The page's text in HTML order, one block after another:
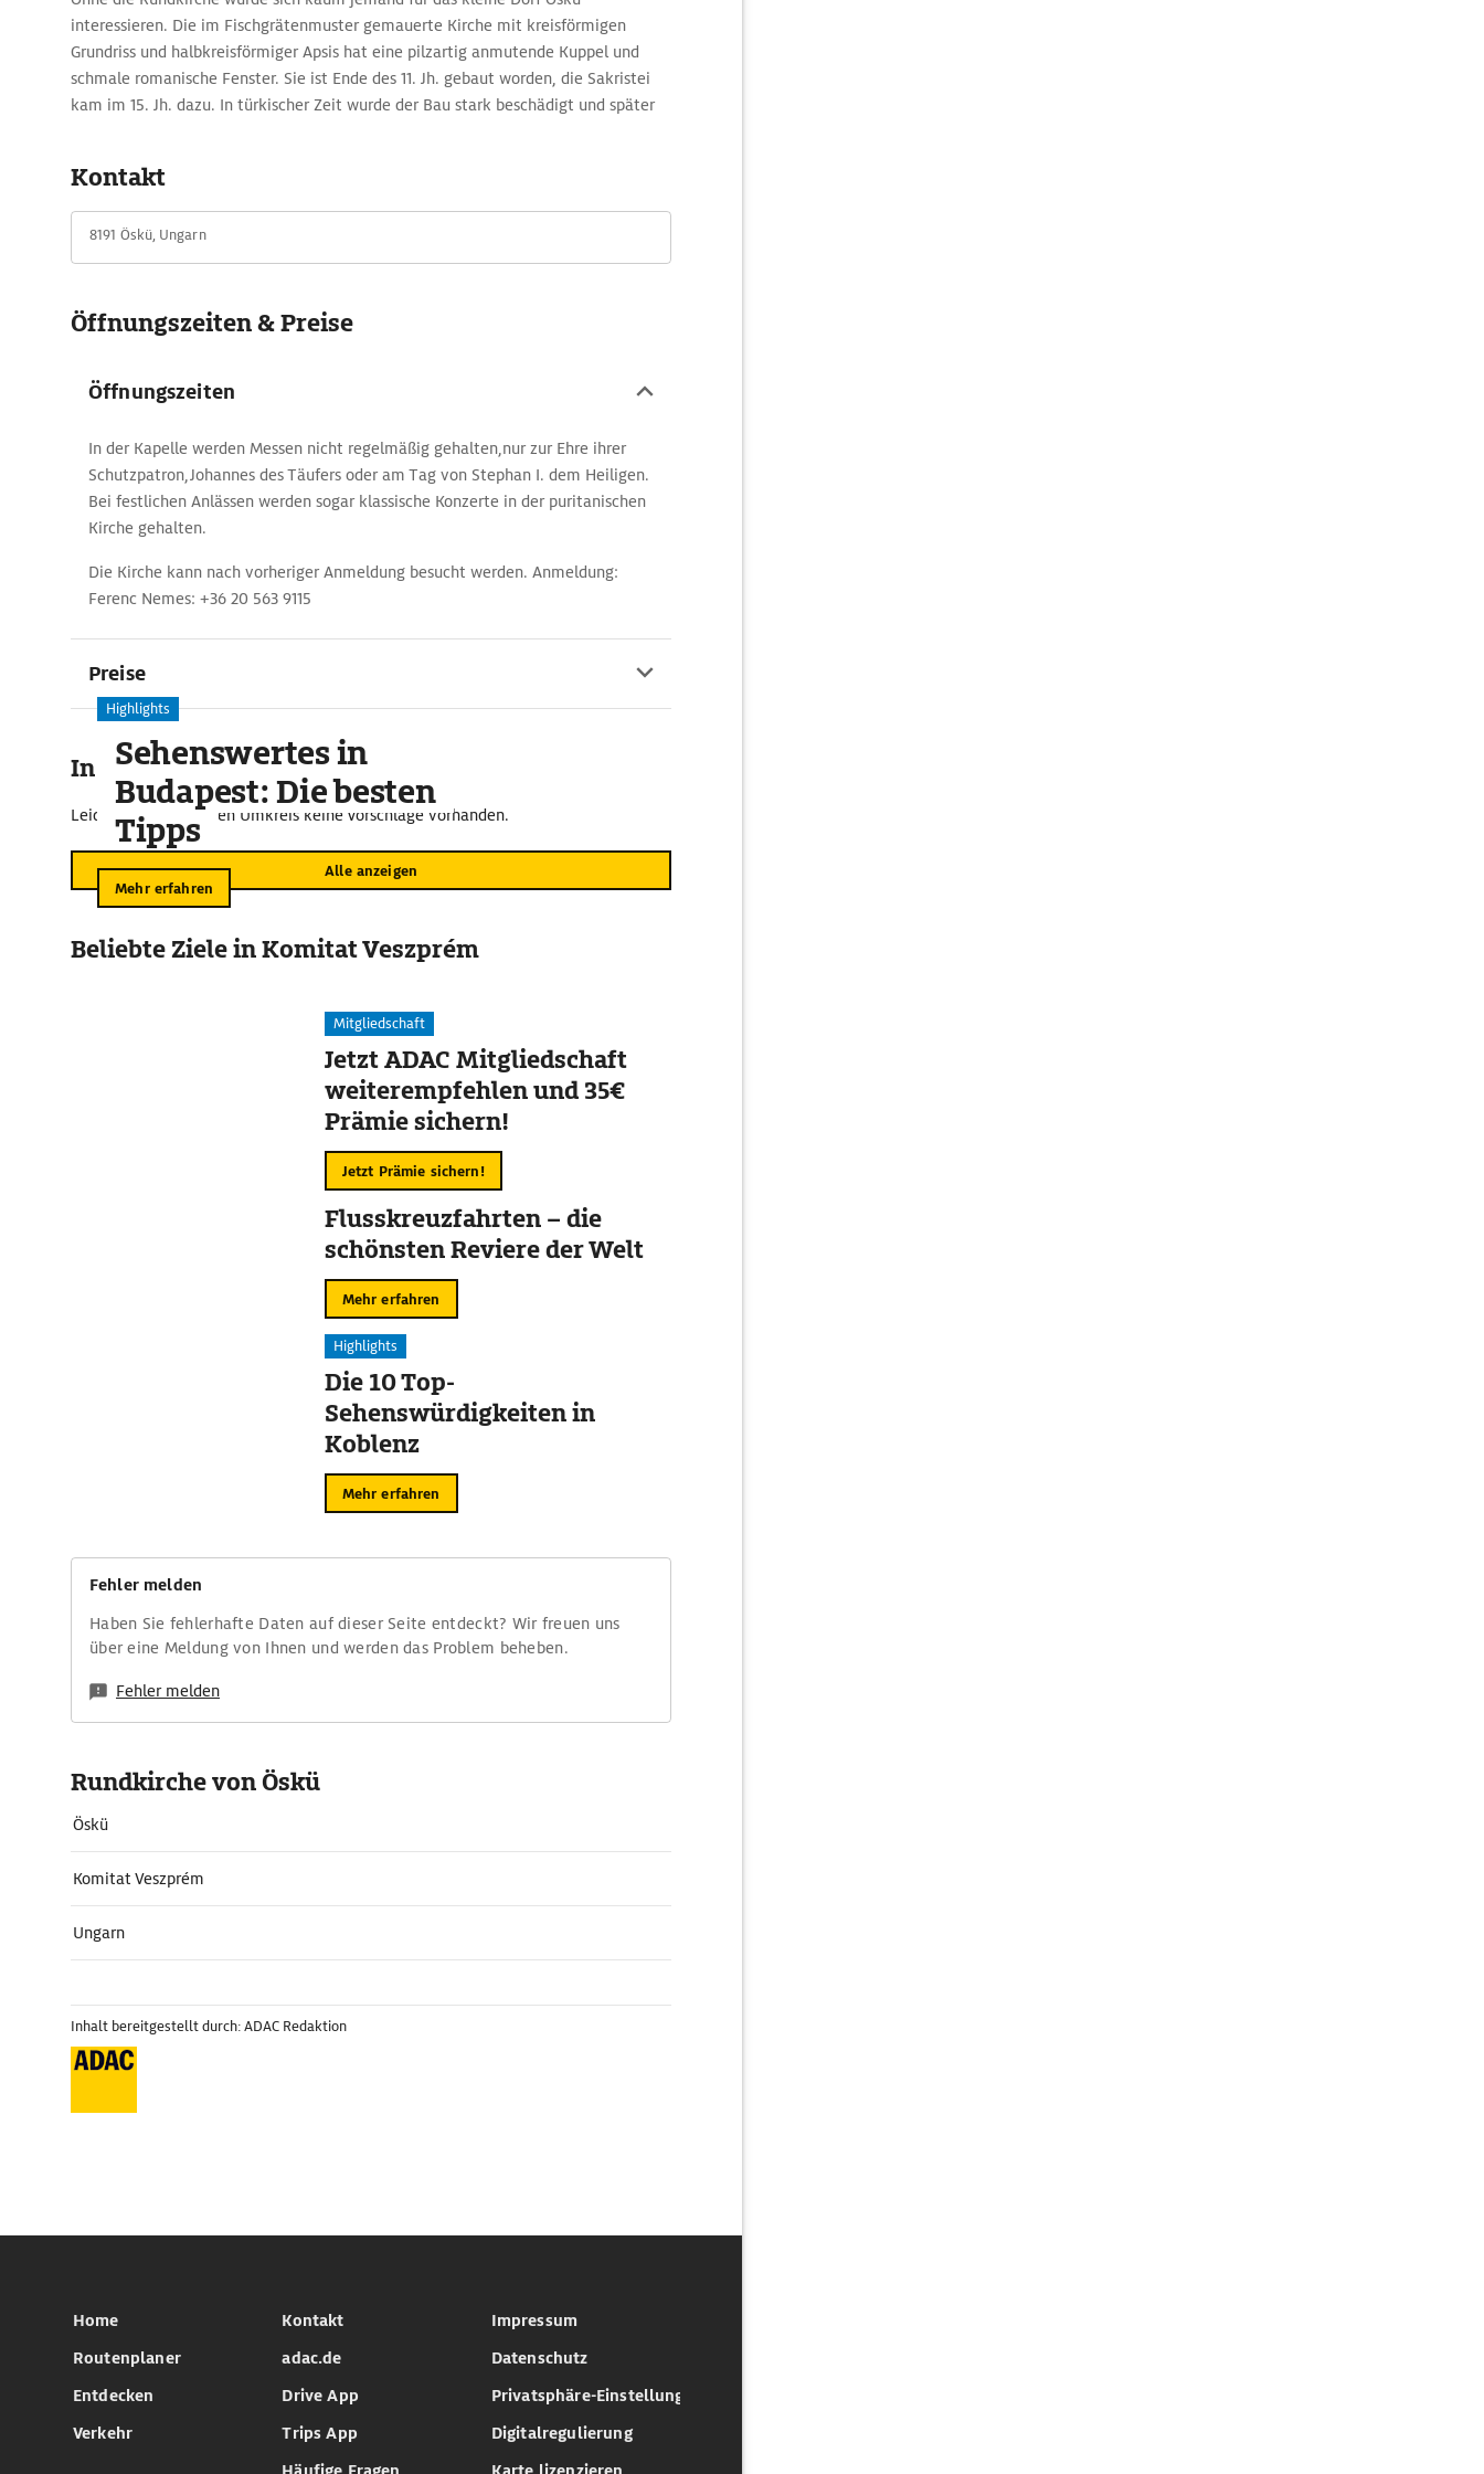
interessieren. Die im Fischgrätenmuster gemauerte Kirche mit kreisförmigen
Grundriss und halbkreisförmiger Apsis hat eine pilzartig anmutende Kuppel und
schmale romanische Fenster. Sie ist Ende des 11. Jh. gebaut worden, die Sakristei
kam im 15. Jh. dazu. In türkischer Zeit wurde der Bau stark beschädigt und später
geblieben.
Kontakt
8191 Öskü, Ungarn
Öffnungszeiten & Preise
Öffnungszeiten
In der Kapelle werden Messen nicht regelmäßig gehalten,nur zur Ehre ihrer
Schutzpatron,Johannes des Täufers oder am Tag von Stephan I. dem Heiligen.
Bei festlichen Anlässen werden sogar klassische Konzerte in der puritanischen
Kirche gehalten.
Die Kirche kann nach vorheriger Anmeldung besucht werden. Anmeldung:
Ferenc Nemes: +36 20 563 9115
Preise
In der Umgebung
Leider sind im näheren Umkreis keine Vorschläge vorhanden.
Alle anzeigen
Highlights
Sehenswertes in
Budapest: Die besten
Tipps
Mehr erfahren
Beliebte Ziele in Komitat Veszprém
Mitgliedschaft
Jetzt ADAC Mitgliedschaft
weiterempfehlen und 35€
Prämie sichern!
Jetzt Prämie sichern!
Flusskreuzfahrten – die
schönsten Reviere der Welt
Mehr erfahren
Highlights
Die 10 Top-
Sehenswürdigkeiten in
Koblenz
Mehr erfahren
Fehler melden
Haben Sie fehlerhafte Daten auf dieser Seite entdeckt? Wir freuen uns
über eine Meldung von Ihnen und werden das Problem beheben.
Fehler melden
Rundkirche von Öskü
Öskü
Komitat Veszprém
Ungarn
Inhalt bereitgestellt durch: ADAC Redaktion
Home
Routenplaner
Entdecken
Verkehr
Kontakt
adac.de
Drive App
Trips App
Impressum
Datenschutz
Privatsphäre-Einstellungen
Digitalregulierung